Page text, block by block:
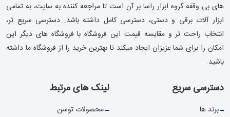
های بی وقفه گروه ابزار راسا بر آن است تا مراجعه کننده به سایت، به تمامی
ابزار آلات برقی و دستی، دسترسی کامل داشته باشد. دسترسی سریع تر،
انتخاب راحت تر و مقایسه قیمت این فروشگاه با فروشگاه های دیگر این
امکان را برای شما عزیزان ایجاد میکند تا بهترین خرید را از فروشگاه ما داشته
باشید.
دسترسی سریع
برند ها
لینک های مرتبط
محصولات توسن